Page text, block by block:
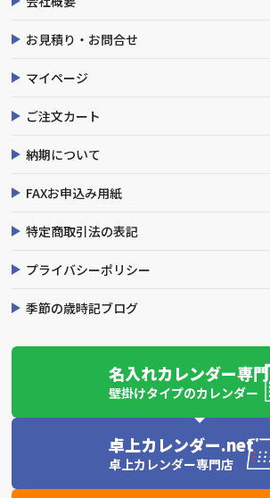
お見積り・お問合せ
マイページ
ご注文カート
納期について
FAXお申込み用紙
特定商取引法の表記
プライバシーポリシー
季節の歳時記ブログ
名入れカレンダー専門
壁掛けタイプのカレンダー
卓上カレンダー.net
卓上カレンダー専門店